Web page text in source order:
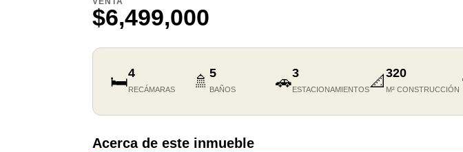
$6,499,000
🛏️4
RECÁMARAS 🚿5
BAÑOS 🚗3
ESTACIONAMIENTOS📐320
M² CONSTRUCCIÓN
Acerca de este inmueble